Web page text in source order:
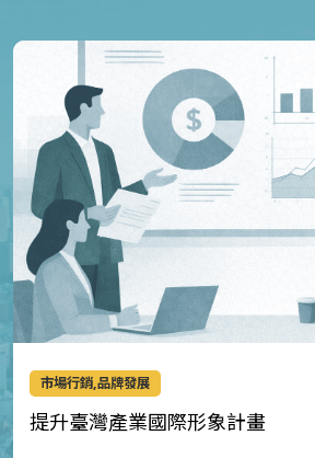
市場行銷,品牌發展
提升臺灣產業國際形象計畫